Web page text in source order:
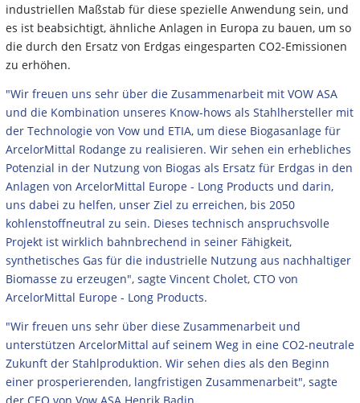
industriellen Maßstab für diese spezielle Anwendung sein, und
es ist beabsichtigt, ähnliche Anlagen in Europa zu bauen, um so
die durch den Ersatz von Erdgas eingesparten CO2-Emissionen
zu erhöhen.
"Wir freuen uns sehr über die Zusammenarbeit mit VOW ASA
und die Kombination unseres Know-hows als Stahlhersteller mit
der Technologie von Vow und ETIA, um diese Biogasanlage für
ArcelorMittal Rodange zu realisieren. Wir sehen ein erhebliches
Potenzial in der Nutzung von Biogas als Ersatz für Erdgas in den
Anlagen von ArcelorMittal Europe - Long Products und darin,
uns dabei zu helfen, unser Ziel zu erreichen, bis 2050
kohlenstoffneutral zu sein. Dieses technisch anspruchsvolle
Projekt ist wirklich bahnbrechend in seiner Fähigkeit,
synthetisches Gas für die industrielle Nutzung aus nachhaltiger
Biomasse zu erzeugen", sagte Vincent Cholet, CTO von
ArcelorMittal Europe - Long Products.
"Wir freuen uns sehr über diese Zusammenarbeit und
unterstützen ArcelorMittal auf seinem Weg in eine CO2-neutrale
Zukunft der Stahlproduktion. Wir sehen dies als den Beginn
einer prosperierenden, langfristigen Zusammenarbeit", sagte